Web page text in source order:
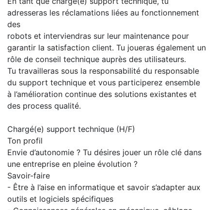
adresseras les réclamations liées au fonctionnement
des
robots et interviendras sur leur maintenance pour
garantir la satisfaction client. Tu joueras également un
rôle de conseil technique auprès des utilisateurs.
Tu travailleras sous la responsabilité du responsable
du support technique et vous participerez ensemble
à l’amélioration continue des solutions existantes et
des process qualité.
Chargé(e) support technique (H/F)
Ton profil
Envie d’autonomie ? Tu désires jouer un rôle clé dans
une entreprise en pleine évolution ?
Savoir-faire
- Être à l’aise en informatique et savoir s’adapter aux
outils et logiciels spécifiques